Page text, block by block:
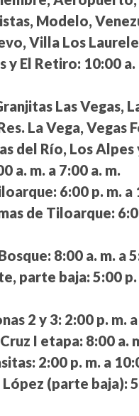
Modelo,
Villa Los
y El Retiro: 10:00 a.
Las Vegas,
La Vega, Vegas
del Río, Los
a. m. a 7:00 a. m.
6:00 p. m. a
de Tiloarque:
8:00 a. m. a
parte baja: 5:00 p.
2 y 3: 2:00 p. m.
I etapa: 8:00 a.
2:00 p. m. a
(parte baja):